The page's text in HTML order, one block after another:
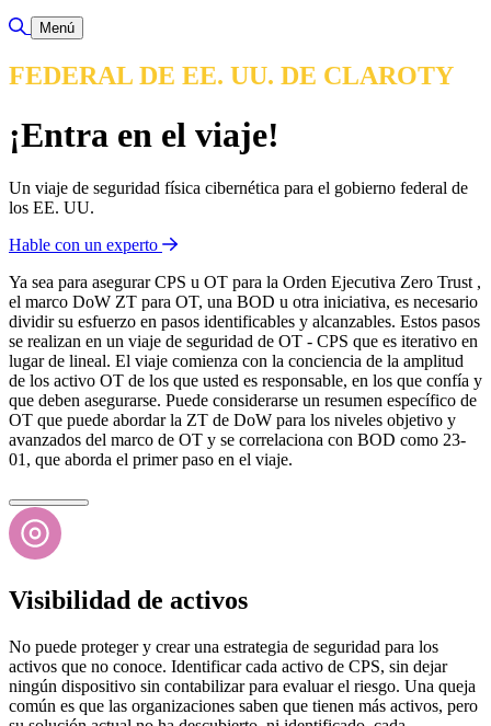
Alternar búsqueda
Menú
FEDERAL DE EE. UU. DE CLAROTY
¡Entra en el viaje!
Un viaje de seguridad física cibernética para el gobierno federal de
los EE. UU.
Hable con un experto
Ya sea para asegurar CPS u OT para la Orden Ejecutiva Zero Trust ,
el marco DoW ZT para OT, una BOD u otra iniciativa, es necesario
dividir su esfuerzo en pasos identificables y alcanzables. Estos pasos
se realizan en un viaje de seguridad de OT - CPS que es iterativo en
lugar de lineal. El viaje comienza con la conciencia de la amplitud
de los activo OT de los que usted es responsable, en los que confía y
que deben asegurarse. Puede considerarse un resumen específico de
OT que puede abordar la ZT de DoW para los niveles objetivo y
avanzados del marco de OT y se correlaciona con BOD como 23-
01, que aborda el primer paso en el viaje.
Visibilidad de activos
No puede proteger y crear una estrategia de seguridad para los
activos que no conoce. Identificar cada activo de CPS, sin dejar
ningún dispositivo sin contabilizar para evaluar el riesgo. Una queja
común es que las organizaciones saben que tienen más activos, pero